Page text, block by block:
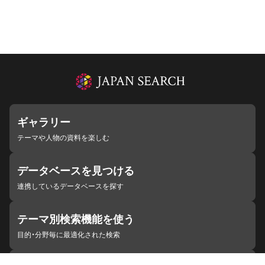
ギャラリー
テーマや人物の資料を楽しむ
データベースを見つける
連携しているデータベースを探す
テーマ別検索機能を使う
目的・分野毎に最適化された検索